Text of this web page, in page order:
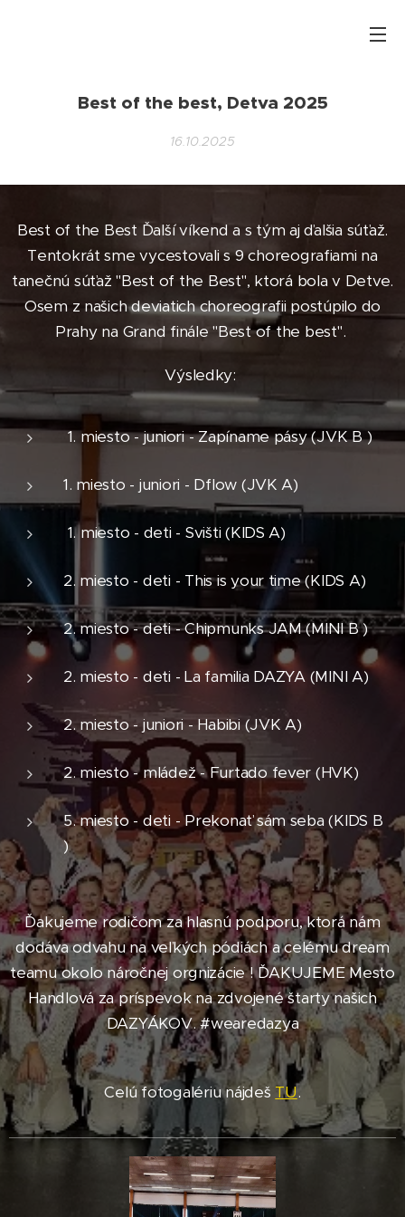
Best of the best, Detva 2025
16.10.2025
Best of the Best Ďalší víkend a s tým aj ďalšia súťaž.
Tentokrát sme vycestovali s 9 choreografiami na
tanečnú súťaž "Best of the Best", ktorá bola v Detve.
Osem z našich deviatich choreografii postúpilo do
Prahy na Grand finále "Best of the best".
Výsledky:
1. miesto - juniori - Zapíname pásy (JVK B )
1. miesto - juniori - Dflow (JVK A)
1. miesto - deti - Svišti (KIDS A)
2. miesto - deti - This is your time (KIDS A)
2. miesto - deti - Chipmunks JAM (MINI B )
2. miesto - deti - La familia DAZYA (MINI A)
2. miesto - juniori - Habibi (JVK A)
2. miesto - mládež - Furtado fever (HVK)
5. miesto - deti - Prekonať sám seba (KIDS B
)
Ďakujeme rodičom za hlasnú podporu, ktorá nám
dodáva odvahu na veľkých pódiách a celému dream
teamu okolo náročnej orgnizácie ! ĎAKUJEME Mesto
Handlová za príspevok na zdvojené štarty našich
DAZYÁKOV. #wearedazya
Celú fotogalériu nájdeš TU.